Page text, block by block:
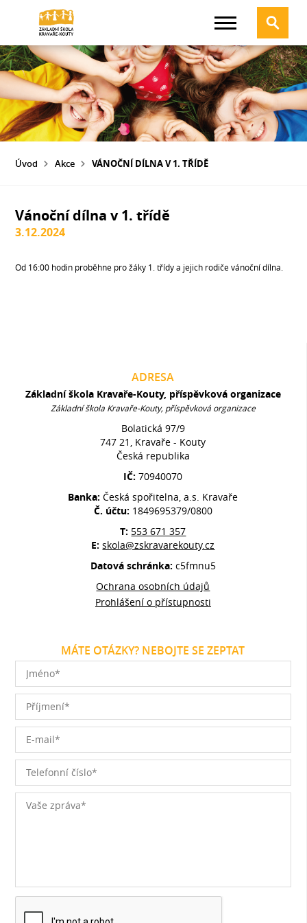
Úvod Akce VÁNOČNÍ DÍLNA V 1. TŘÍDĚ
Vánoční dílna v 1. třídě
3.12.2024
Od 16:00 hodin proběhne pro žáky 1. třídy a jejich rodiče vánoční dílna.
ADRESA
Základní škola Kravaře-Kouty, příspěvková organizace
Základní škola Kravaře-Kouty, příspěvková organizace
Bolatická 97/9
747 21, Kravaře - Kouty
Česká republika
IČ:70940070
Banka:Česká spořitelna, a.s. Kravaře
Č. účtu: 1849695379/0800
T: 553 671 357
E:skola@zskravarekouty.cz
Datová schránka: c5fmnu5
Ochrana osobních údajů
Prohlášení o přístupnosti
MÁTE OTÁZKY? NEBOJTE SE ZEPTAT